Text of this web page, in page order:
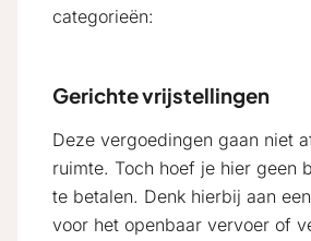
categorieën:
Gerichte vrijstellingen
Deze vergoedingen gaan niet
ruimte. Toch hoef je hier geen
te betalen. Denk hierbij aan
voor het openbaar vervoer of